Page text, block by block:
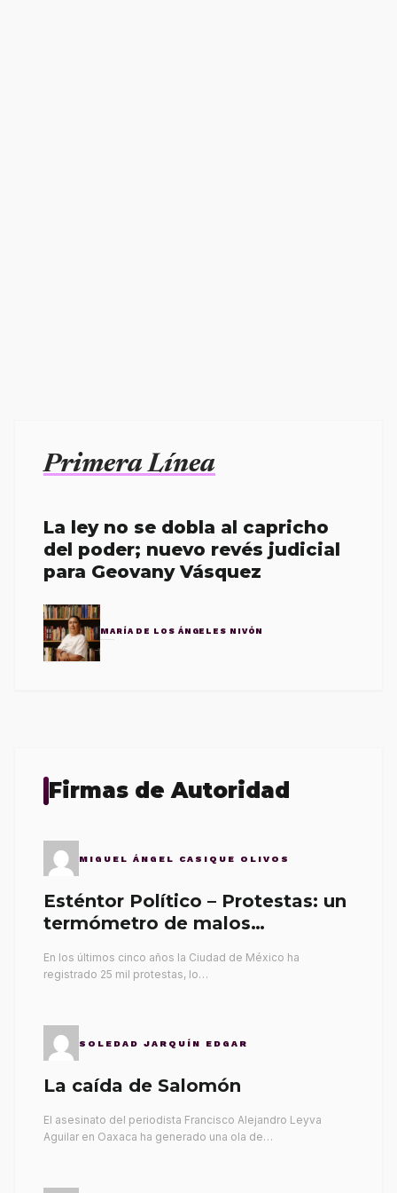
Primera Línea
La ley no se dobla al capricho
del poder; nuevo revés judicial
para Geovany Vásquez
MARÍA DE LOS ÁNGELES NIVÓN
Firmas de Autoridad
MIGUEL ÁNGEL CASIQUE OLIVOS
Esténtor Político – Protestas: un
termómetro de malos
En los últimos cinco años la Ciudad de México ha
registrado 25 mil protestas, lo…
SOLEDAD JARQUÍN EDGAR
La caída de Salomón
El asesinato del periodista Francisco Alejandro Leyva
Aguilar en Oaxaca ha generado una ola de…